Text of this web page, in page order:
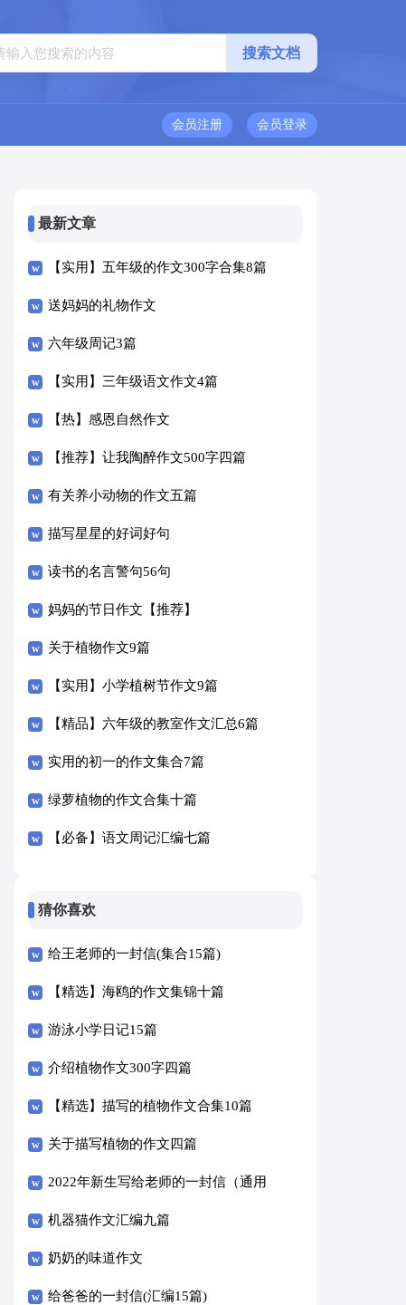
会员登录
会员注册
最新文章
【实用】五年级的作文300字合集8篇
送妈妈的礼物作文
六年级周记3篇
【实用】三年级语文作文4篇
【热】感恩自然作文
【推荐】让我陶醉作文500字四篇
有关养小动物的作文五篇
描写星星的好词好句
读书的名言警句56句
妈妈的节日作文【推荐】
关于植物作文9篇
【实用】小学植树节作文9篇
【精品】六年级的教室作文汇总6篇
实用的初一的作文集合7篇
绿萝植物的作文合集十篇
【必备】语文周记汇编七篇
猜你喜欢
给王老师的一封信(集合15篇)
【精选】海鸥的作文集锦十篇
游泳小学日记15篇
介绍植物作文300字四篇
【精选】描写的植物作文合集10篇
关于描写植物的作文四篇
2022年新生写给老师的一封信（通用
8篇）
机器猫作文汇编九篇
奶奶的味道作文
给爸爸的一封信(汇编15篇)